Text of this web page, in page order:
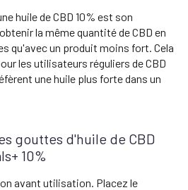
huile de CBD 10% est son
la même quantité de CBD en
qu'avec un produit moins fort. Cela
les utilisateurs réguliers de CBD
une huile plus forte dans un
gouttes d'huile de CBD
10%
avant utilisation. Placez le